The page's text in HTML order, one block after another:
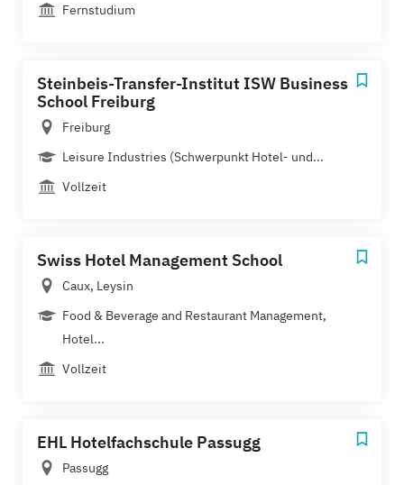
Fernstudium
Steinbeis-Transfer-Institut ISW Business
School Freiburg
Freiburg
Leisure Industries (Schwerpunkt Hotel- und...
Vollzeit
Swiss Hotel Management School
Caux, Leysin
Food & Beverage and Restaurant Management,
Hotel...
Vollzeit
EHL Hotelfachschule Passugg
Passugg